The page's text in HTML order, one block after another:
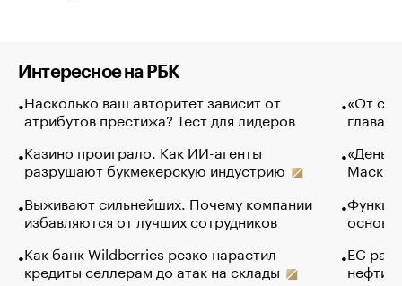
Интересное на РБК
Насколько ваш авторитет зависит от
атрибутов престижа? Тест для лидеров
Казино проиграло. Как ИИ-агенты
разрушают букмекерскую индустрию
Выживают сильнейших. Почему компании
избавляются от лучших сотрудников
Как банк Wildberries резко нарастил
кредиты селлерам до атак на склады
«От
глава
Маск в
основ
ЕС
нефти